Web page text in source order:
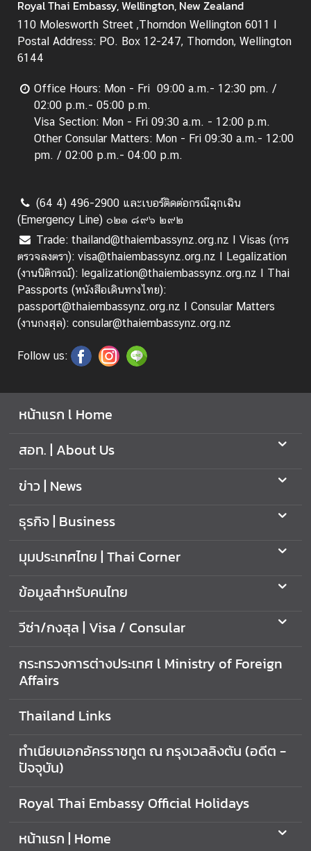
U
s
า
ว
|
N
e
ธุ
ร
กิ
จ
|
B
s
s
วี
า
/
ง
ล
V
s
a
C
n
s
l
a
r
Royal Thai Embassy, Wellington, New Zealand
110 Molesworth Street ,Thorndon Wellington 6011 I
Postal Address: PO. Box 12-247, Thorndon, Wellington
6144
Office Hours: Mon - Fri 09:00 a.m.- 12:30 pm. /
02:00 p.m.- 05:00 p.m.
Visa Section: Mon - Fri 09:30 a.m. - 12:00 p.m.
Other Consular Matters: Mon - Fri 09:30 a.m.- 12:00
pm. / 02:00 p.m.- 04:00 p.m.
(64 4) 496-2900 และเบอร์ติดต่อกรณีฉุกเฉิน
(Emergency Line) ๐๒๑ ๘๙๖ ๒๙๒
Trade: thailand@thaiembassynz.org.nz I Visas (การ
ตรวจลงตรา): visa@thaiembassynz.org.nz I Legalization
(งานนิติกรณ์): legalization@thaiembassynz.org.nz I Thai
Passports (หนังสือเดินทางไทย):
passport@thaiembassynz.org.nz I Consular Matters
(งานกงสุล): consular@thaiembassynz.org.nz
Follow us:
หน้าแรก l Home
สอท. | About Us
ข่าว | News
ธุรกิจ | Business
มุมประเทศไทย | Thai Corner
ข้อมูลสำหรับคนไทย
วีซ่า/กงสุล | Visa / Consular
กระทรวงการต่างประเทศ l Ministry of Foreign
Affairs
Thailand Links
ทำเนียบเอกอัครราชทูต ณ กรุงเวลลิงตัน (อดีต -
ปัจจุบัน)
Royal Thai Embassy Official Holidays
หน้าแรก | Home